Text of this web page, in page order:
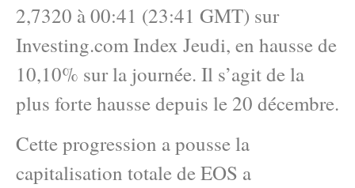
2,7320 à 00:41 (23:41 GMT) sur
Investing.com Index Jeudi, en hausse de
10,10% sur la journée. Il s’agit de la
plus forte hausse depuis le 20 décembre.
Cette progression a pousse la
capitalisation totale de EOS a